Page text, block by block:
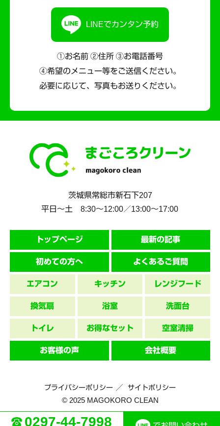
0297-44-7998
LINEでカンタン予約
①お名前 ②住所 ③お電話番号
④希望のメニュー等をご送信ください。
必要に応じて、写真もお送りください。
茨城県常総市新石下207
平日～土 8:30〜12:00／13:00〜17:00
トップページ 最新の記事
初めての方へ よくあるご質問
エアコン キッチン レンジフード
換気扇 浴室 洗面台
トイレ お得なセット 空室清掃
お客様の声 会社概要
プライバシーポリシー サイトポリシー
© 2025 MAGOKORO CLEAN